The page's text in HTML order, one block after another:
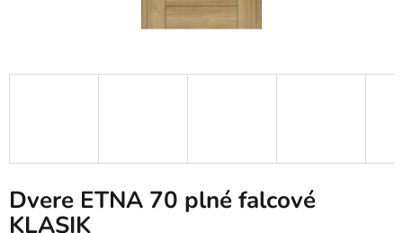
Dvere ETNA 70 plné falcové
KLASIK